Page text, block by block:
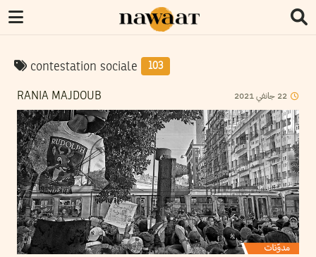
contestation sociale 103
RANIA MAJDOUB 22 جانفي2021